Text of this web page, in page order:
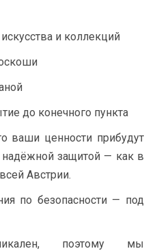
и коллекций
до конечного пункта
ваши ценности прибудут
защитой — как в
Австрии.
по безопасности — под
поэтому мы